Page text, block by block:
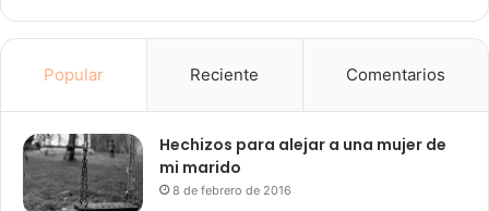
Popular Reciente Comentarios
Hechizos para alejar a una mujer de
mi marido
8 de febrero de 2016